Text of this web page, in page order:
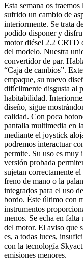
Esta semana os
sufrido un cambio de
interiormente. Se trata
podido disponer y
motor diésel 2.2 CRTD
del modelo. Nuestra
convertidor de par.
“Caja de cambios”.
empaque, su nuevo
difícilmente disgusta al
habitabilidad.
diseño, sigue
calidad. Con poca
pantalla multimedia en
mediante el joystick
podremos interactuar
permite. Su uso es
versión probada
sujetan correctamente
freno de mano o la
integrados para el uso
bordo. Éste último con
instrumentos
menos. Se echa en
del motor. El aviso que
es, a todas luces,
con la tecnología
emisiones menores.